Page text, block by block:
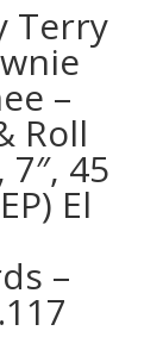
Terry
–
Roll
7″, 45
El
–